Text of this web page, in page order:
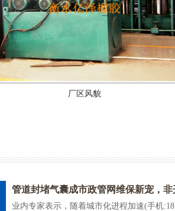
椭圆充气芯模
厂区风貌
管道封堵气囊成市政管网维保新宠，
业内专家表示，随着城市化进程加速(手机